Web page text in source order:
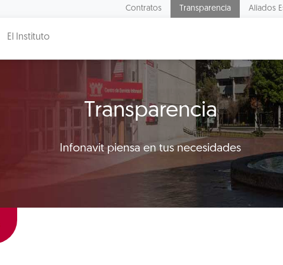
Contratos Transparencia Aliados
El Instituto
Transparencia
Infonavit piensa en tus necesidades